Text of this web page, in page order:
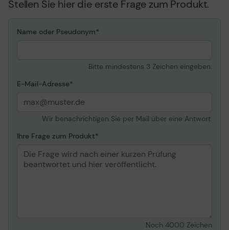
Stellen Sie hier die erste Frage zum Produkt.
Name oder Pseudonym
Bitte mindestens 3 Zeichen eingeben.
E-Mail-Adresse
Wir benachrichtigen Sie per Mail über eine Antwort.
Ihre Frage zum Produkt
Noch 4000 Zeichen